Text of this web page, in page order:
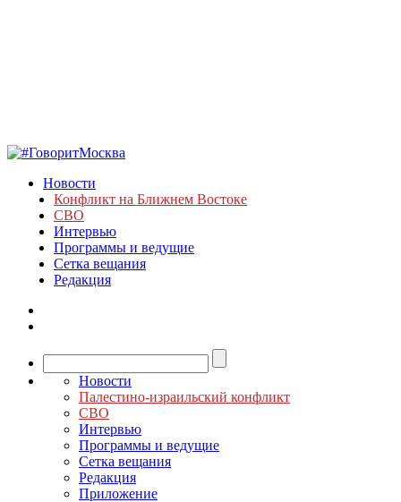
Новости
Конфликт на Ближнем Востоке
СВО
Интервью
Программы и ведущие
Сетка вещания
Редакция
Новости
Палестино-израильский конфликт
СВО
Интервью
Программы и ведущие
Сетка вещания
Редакция
Приложение